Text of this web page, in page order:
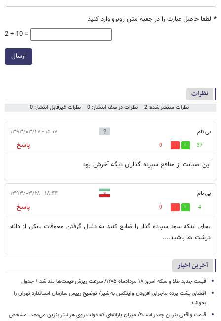
* لطفا حاصل عبارت را در جعبه متن روبرو وارد کنید
2 + 10 =
ارسال
نظرات
نظرات منتشر شده: 2 نظرات در صف انتشار: 0 نظرات غیرقابل انتشار: 0
بی نام ۱۵:۰۷ - ۱۳۹۳/۰۳/۲۷
37
0
پاسخ
این صیانت از منافع سپرده گذاران دیگه آخرش بود
بی نام ۱۸:۴۴ - ۱۳۹۳/۰۳/۲۸
4
0
پاسخ
بجای اینکه سود سپرده گذار را ضایع کنید به دنبال گرفتن معوقات بانکی از دانه
درشت ها باشید....
آخرین اخبار
قیمت جدید طلا و سکه امروز ۱۸ مردادماه ۱۴۰۵/ سرعت ریزش قیمت‌ها تند شد + جدول
افشای پشت پرده ماجرای افزودن وایتکس به شیر/ توضیح رییس سازمان استاندارد تهران را
بخوانید
قیمت واقعی بنزین چقدر است؟/ میزان یارانه‌ای که دولت روی هر لیتر بنزین می‌دهد، مشخص